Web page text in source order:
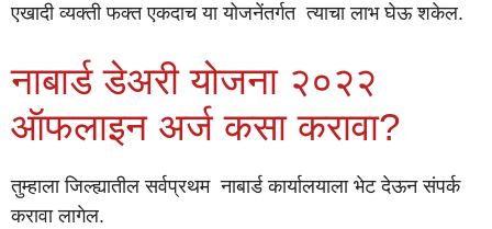
एखादी व्यक्ती फक्त एकदाच या योजनेंतर्गत त्याचा लाभ घेऊ शकेल.
नाबार्ड डेअरी योजना २०२२
ऑफलाइन अर्ज कसा करावा?
तुम्हाला जिल्ह्यातील सर्वप्रथम नाबार्ड कार्यालयाला भेट देऊन संपर्क
करावा लागेल.